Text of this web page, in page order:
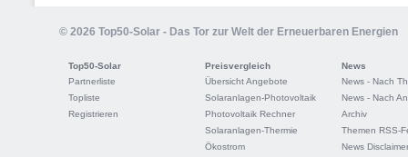
© 2026 Top50-Solar - Das Tor zur Welt der Erneuerbaren Energien
Top50-Solar
Partnerliste
Topliste
Registrieren
Preisvergleich
Übersicht Angebote
Solaranlagen-Photovoltaik
Photovoltaik Rechner
Solaranlagen-Thermie
Ökostrom
News
News - Nach
News - Nach
Archiv
Themen RSS-
News Disclaimer